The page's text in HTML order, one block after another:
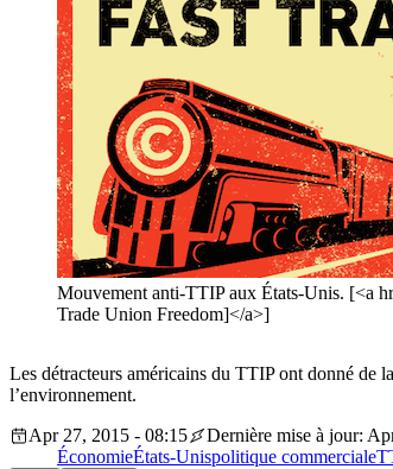
Mouvement anti-TTIP aux États-Unis. [<a
Trade Union Freedom]</a>]
Les détracteurs américains du TTIP ont donné de
l’environnement.
Apr 27, 2015 - 08:15
Dernière mise à jour:
ÉconomieÉtats-Unispolitique commerciale